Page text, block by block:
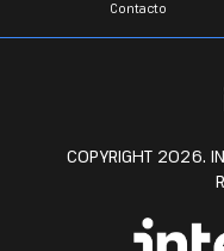
Contacto
COPYRIGHT 2026.